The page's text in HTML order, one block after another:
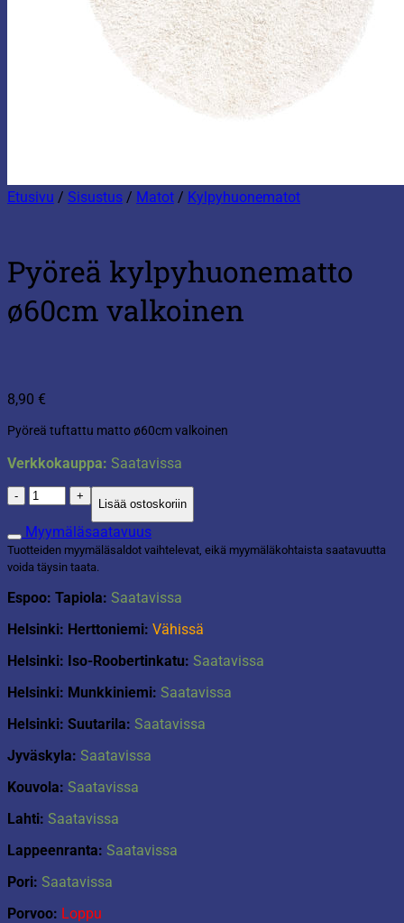
Etusivu / Sisustus / Matot / Kylpyhuonematot
Pyöreä kylpyhuonematto
ø60cm valkoinen
8,90 €
Pyöreä tuftattu matto ø60cm valkoinen
Verkkokauppa: Saatavissa
Pyöreä
kylpyhuonematto
ø60cm
valkoinen
määrä
Lisää ostoskoriin
Myymäläsaatavuus
Tuotteiden myymäläsaldot vaihtelevat, eikä myymäläkohtaista saatavuutta
voida täysin taata.
Espoo: Tapiola: Saatavissa
Helsinki: Herttoniemi: Vähissä
Helsinki: Iso-Roobertinkatu: Saatavissa
Helsinki: Munkkiniemi: Saatavissa
Helsinki: Suutarila: Saatavissa
Jyväskyla: Saatavissa
Kouvola: Saatavissa
Lahti: Saatavissa
Lappeenranta: Saatavissa
Pori: Saatavissa
Porvoo: Loppu